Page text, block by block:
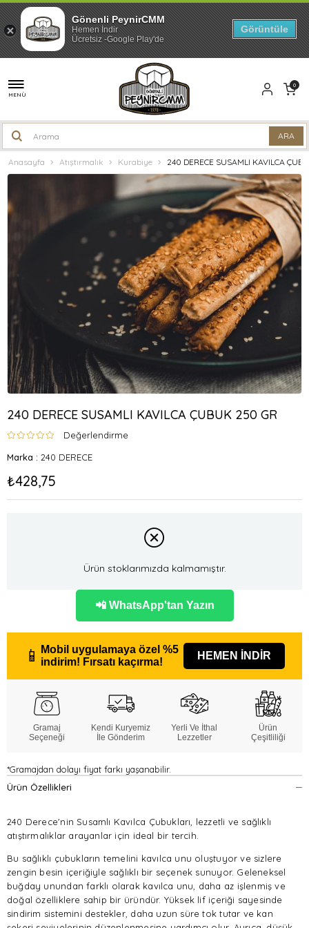
MENÜ
0
Anasayfa Atıştırmalık Kurabiye 240 DERECE SUSAMLI KAVILCA
240 DERECE SUSAMLI KAVILCA ÇUBUK 250 GR
Değerlendirme
Marka : 240 DERECE
₺428,75
Ürün stoklarımızda kalmamıştır.
📲 WhatsApp'tan Yazın
📱 Mobil uygulamaya özel %5
indirim! Fırsatı kaçırma!
HEMEN İNDİR
Gramaj
Seçeneği
Kendi Kuryemiz
İle Gönderim
Yerli Ve İthal
Lezzetler
Ürün
Çeşitliliği
*Gramajdan dolayı fiyat farkı yaşanabilir.
Ürün Özellikleri
240 Derece'nin Susamlı Kavılca Çubukları, lezzetli ve sağlıklı
atıştırmalıklar arayanlar için ideal bir tercih.
Bu sağlıklı çubukların temelini kavılca unu oluştuyor ve sizlere
zengin besin içeriğiyle sağlıklı bir seçenek sunuyor. Geleneksel
buğday unundan farklı olarak kavılca unu, daha az işlenmiş ve
doğal özelliklere sahip bir üründür. Yüksek lif içeriği sayesinde
sindirim sistemini destekler, daha uzun süre tok tutar ve kan
Gönenli PeynirCMM
Hemen İndir
Ücretsiz -Google Play'de
Görüntüle